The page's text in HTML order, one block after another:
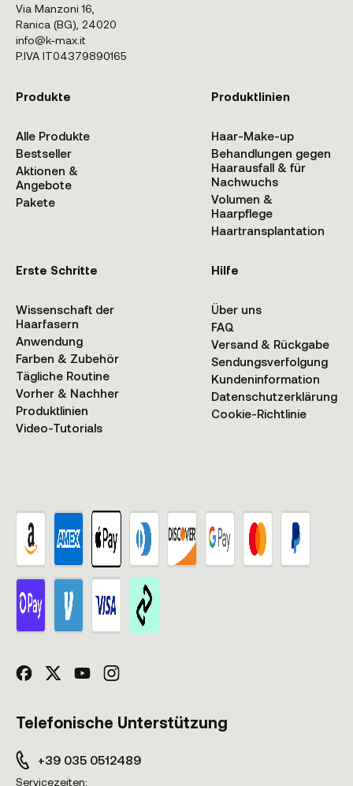
Via Manzoni 16,
Ranica (BG), 24020
info@k-max.it
P.IVA IT04379890165
Produkte
Alle Produkte
Bestseller
Aktionen &
Angebote
Pakete
Produktlinien
Haar-Make-up
Behandlungen gegen
Haarausfall & für
Nachwuchs
Volumen &
Haarpflege
Haartransplantation
Erste Schritte
Wissenschaft der
Haarfasern
Anwendung
Farben & Zubehör
Tägliche Routine
Vorher & Nachher
Produktlinien
Video-Tutorials
Hilfe
Über uns
FAQ
Versand & Rückgabe
Sendungsverfolgung
Kundeninformation
Datenschutzerklärung
Cookie-Richtlinie
Telefonische Unterstützung
+39 035 0512489
Servicezeiten: